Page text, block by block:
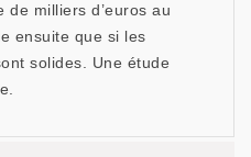
de milliers d’euros au
ensuite que si les
solides. Une étude